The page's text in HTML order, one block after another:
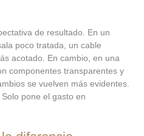
de resultado. En un
poco tratada, un cable
acotado. En cambio, en una
componentes transparentes y
se vuelven más evidentes.
pone el gasto en